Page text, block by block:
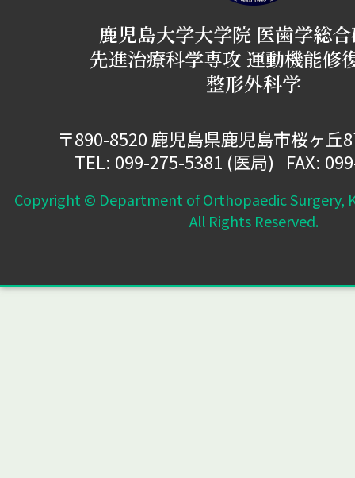
鹿児島大学大学院 医歯学総
先進治療科学専攻 運動機能修
整形外科学
〒890-8520 鹿児島県鹿児島市桜ヶ丘
TEL: 099-275-5381 (医局) FAX:
Copyright © Department of Orthopaedic Surgery,
All Rights Reserved.